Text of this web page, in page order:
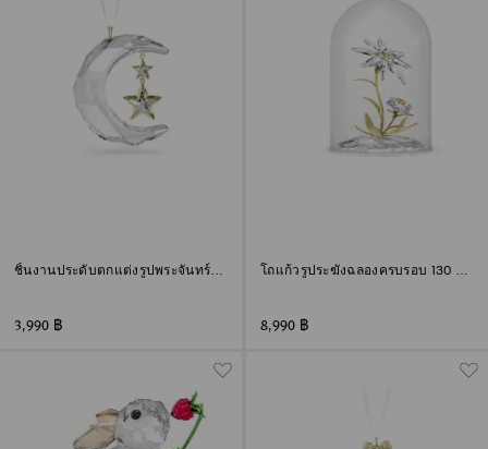
ชิ้นงานประดับตกแต่งรูปพระจันทร์
3,990 ฿
โถแก้วรูประฆังฉลองครบรอบ 130 ปี
8,990 ฿